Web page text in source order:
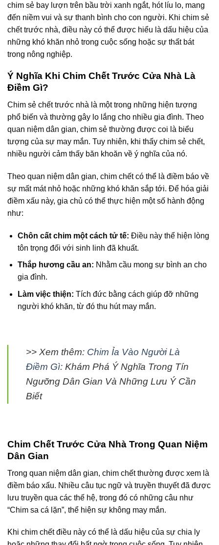
chim sẻ bay lượn trên bầu trời xanh ngắt, hót líu lo, mang
đến niềm vui và sự thanh bình cho con người. Khi chim sẻ
chết trước nhà, điều này có thể được hiểu là dấu hiệu của
những khó khăn nhỏ trong cuộc sống hoặc sự thất bát
trong nông nghiệp.
Ý Nghĩa Khi Chim Chết Trước Cửa Nhà Là
Điềm Gì?
Chim sẻ chết trước nhà là một trong những hiện tượng
phổ biến và thường gây lo lắng cho nhiều gia đình. Theo
quan niệm dân gian, chim sẻ thường được coi là biểu
tượng của sự may mắn. Tuy nhiên, khi thấy chim sẻ chết,
nhiều người cảm thấy băn khoăn về ý nghĩa của nó.
Theo quan niệm dân gian, chim chết có thể là điềm báo về
sự mất mát nhỏ hoặc những khó khăn sắp tới. Để hóa giải
điềm xấu này, gia chủ có thể thực hiện một số hành động
như:
Chôn cất chim một cách tử tế: Điều này thể hiện lòng
tôn trọng đối với sinh linh đã khuất.
Thắp hương cầu an: Nhằm cầu mong sự bình an cho
gia đình.
Làm việc thiện: Tích đức bằng cách giúp đỡ những
người khó khăn, từ đó thu hút may mắn.
>> Xem thêm: Chim Ỉa Vào Người Là
Điềm Gì: Khám Phá Ý Nghĩa Trong Tín
Ngưỡng Dân Gian Và Những Lưu Ý Cần
Biết
Chim Chết Trước Cửa Nhà Trong Quan Niệm
Dân Gian
Trong quan niệm dân gian, chim chết thường được xem là
điềm báo xấu. Nhiều câu tục ngữ và truyền thuyết đã được
lưu truyền qua các thế hệ, trong đó có những câu như
“Chim sa cá lặn”, thể hiện sự không may mắn.
Khi chim chết điều này có thể là dấu hiệu của sự chia ly